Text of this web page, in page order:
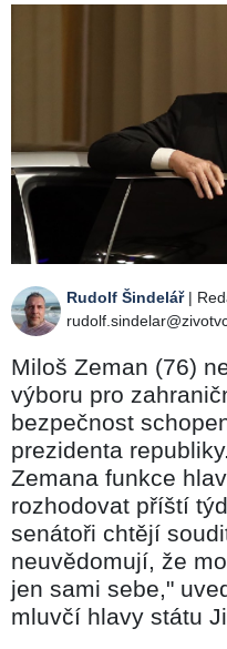
Rudolf Šindelář|
Miloš Zeman (76)
výboru pro
bezpečnost
prezidenta
Zemana funkce
rozhodovat příští
senátoři chtějí
neuvědomují, že
jen sami sebe,"
mluvčí hlavy státu